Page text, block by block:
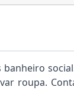
roupa.